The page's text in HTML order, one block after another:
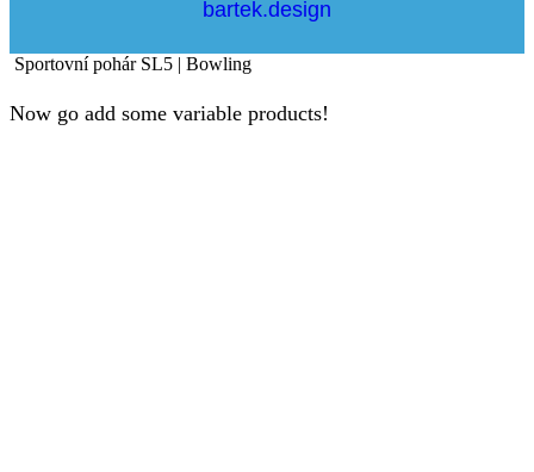
bartek.design
Sportovní pohár SL5 | Bowling
Now go add some variable products!